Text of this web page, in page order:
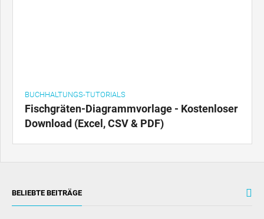
BUCHHALTUNGS-TUTORIALS
Fischgräten-Diagrammvorlage - Kostenloser
Download (Excel, CSV & PDF)
BELIEBTE BEITRÄGE